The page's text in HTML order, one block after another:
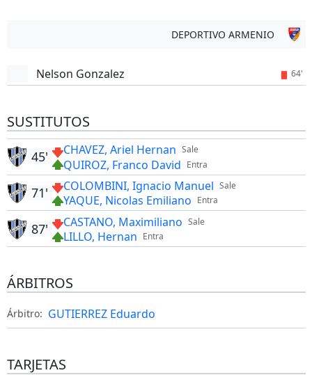
DEPORTIVO ARMENIO
Nelson Gonzalez 64'
SUSTITUTOS
Sale
CHAVEZ, Ariel Hernan
Entra
QUIROZ, Franco David
45'
Sale
COLOMBINI, Ignacio Manuel
Entra
YAQUE, Nicolas Emiliano
71'
Sale
CASTANO, Maximiliano
Entra
LILLO, Hernan
87'
ÁRBITROS
Árbitro: GUTIERREZ Eduardo
TARJETAS